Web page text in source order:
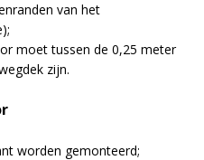
van het
moet tussen de 0,25 meter
zijn.
worden gemonteerd;